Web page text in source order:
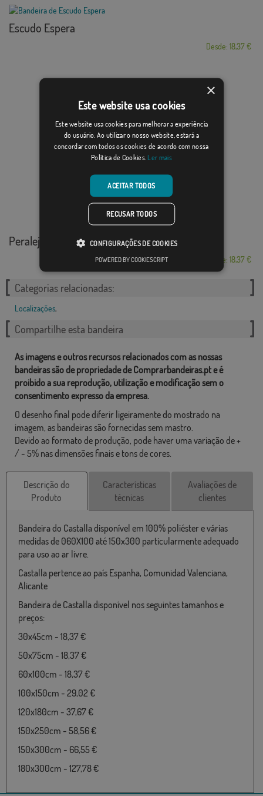
Escudo Espera
Desde: 18,37 €
Peralejos de Abajo
Desde: 18,37 €
Categorias relacionadas:
Localizações,
Compartilhe esta bandeira
As imagens e outros recursos relacionados com as nossas
bandeiras são de propriedade de Comprarbandeiras.pt e é
proibido a sua reprodução, utilização e modificação sem o
consentimento expresso da empresa.
O desenho final pode diferir ligeiramente do mostrado na
imagem, as bandeiras são fornecidas sem mastro.
Devido ao formato de produção, pode haver uma variação de +
/ - 5% nas dimensões finais e tons de cores.
Descrição do
Produto
Características
técnicas
Avaliações de
clientes
Bandeira do Castalla disponível em 100% poliéster e várias
medidas de 060X100 até 150x300 particularmente adequado
para uso ao ar livre.
Castalla pertence ao país Espanha, Comunidad Valenciana,
Alicante
Bandeira de Castalla disponível nos seguintes tamanhos e
preços:
30x45cm - 18,37 €
50x75cm - 18,37 €
60x100cm - 18,37 €
100x150cm - 29,02 €
120x180cm - 37,67 €
150x250cm - 58,56 €
150x300cm - 66,55 €
180x300cm - 127,78 €
×
Este website usa cookies
Este website usa cookies para melhorar a experiência
do usuário. Ao utilizar o nosso website, estará a
concordar com todos os cookies de acordo com nossa
Política de Cookies. Ler mais
ACEITAR TODOS
RECUSAR TODOS
CONFIGURAÇÕES DE COOKIES
POWERED BY COOKIESCRIPT